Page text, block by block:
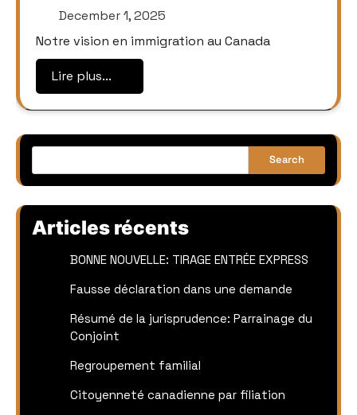
December 1, 2025
Notre vision en immigration au Canada
Lire plus...
Search
Articles récents
BONNE NOUVELLE: TIRAGE ENTRÉE EXPRESS
Fausse déclaration dans une demande
Résumé de la jurisprudence: Parrainage du
Conjoint
Regroupement familial
Citoyenneté canadienne par filiation